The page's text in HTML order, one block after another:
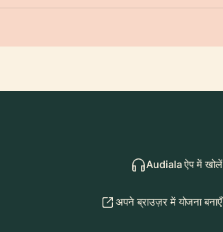
Audiala ऐप में खोलें
अपने ब्राउज़र में योजना बनाएँ